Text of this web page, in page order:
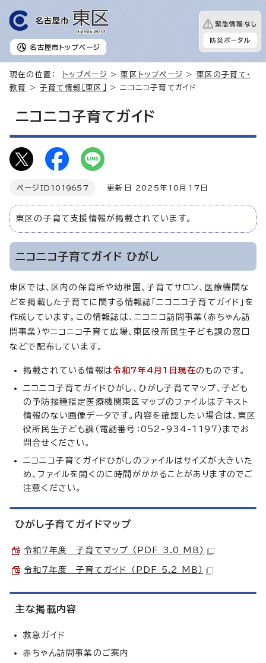
名古屋市 トップページ
緊急情報なし
防災ポータル
現在の位置： トップページ > 東区トップページ >
東区の子育て・
教育
>子育て情報［東区］ > ニコニコ子育てガイド
ニコニコ子育てガイド
ページID 1019657 更新日 2025年10月17日
東区の子育て支援情報が掲載されています。
ニコニコ子育てガイド ひがし
東区では、区内の保育所や幼稚園、子育てサロン、医療機関な
どを掲載した子育てに関する情報誌「ニコニコ子育てガイド」を
作成しています。この情報誌は、ニコニコ訪問事業（赤ちゃん訪
問事業）やニコニコ子育て広場、東区役所民生子ども課の窓口
などで配布しています。
掲載されている情報は令和7年4月1日現在のものです。
ニコニコ子育てガイドひがし、ひがし子育てマップ、子ども
の予防接種指定医療機関東区マップのファイルはテキスト
情報のない画像データです。内容を確認したい場合は、東区
役所民生子ども課（電話番号：052-934-1197）までお
問合せください。
ニコニコ子育てガイドひがしのファイルはサイズが大きいた
め、ファイルを開くのに時間がかかることがありますのでご
注意ください。
ひがし子育てガイドマップ
令和7年度 子育てマップ （PDF 3.0 MB）
令和7年度 子育てガイド （PDF 5.2 MB）
主な掲載内容
救急ガイド
赤ちゃん訪問事業のご案内